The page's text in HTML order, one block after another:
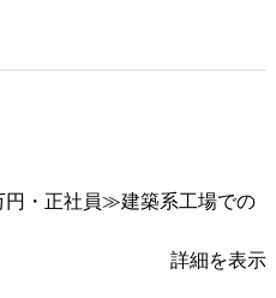
円・正社員≫建築系工場での
詳細を表示